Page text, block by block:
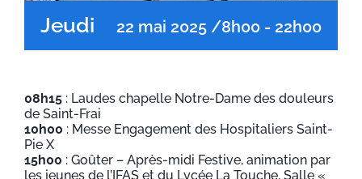
Jeudi 22 mai 2025 /8h00 - 22h00
08h15 : Laudes chapelle Notre-Dame des douleurs
de Saint-Frai
10h00 : Messe Engagement des Hospitaliers Saint-
Pie X
15h00 : Goûter – Après-midi Festive, animation par
les jeunes de l’IFAS et du Lycée La Touche, Salle «